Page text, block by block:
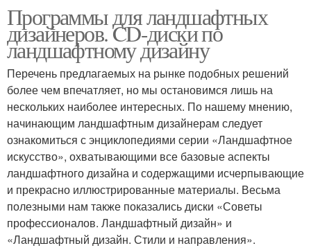
Программы для ландшафтных
дизайнеров. CD-диски по
ландшафтному дизайну
Перечень предлагаемых на рынке подобных решений
более чем впечатляет, но мы остановимся лишь на
нескольких наиболее интересных. По нашему мнению,
начинающим ландшафтным дизайнерам следует
ознакомиться с энциклопедиями серии «Ландшафтное
искусство», охватывающими все базовые аспекты
ландшафтного дизайна и содержащими исчерпывающие
и прекрасно иллюстрированные материалы. Весьма
полезными нам также показались диски «Советы
профессионалов. Ландшафтный дизайн» и
«Ландшафтный дизайн. Стили и направления».